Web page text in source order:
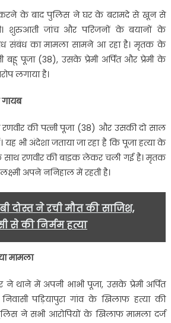
के बाद पुलिस ने घर के बरामदे से खून से
शुरुआती जांच और परिजनों के बयानों के
संबंध का मामला सामने आ रहा है। मृतक के
बहू पूजा (38), उसके प्रेमी अर्पित और प्रेमी के
लगाया है।
गायब
की पत्नी पूजा (38) और उसकी दो साल
यह भी अंदेशा जताया जा रहा है कि पूजा हत्या के
के साथ रणवीर की बाइक लेकर चली गई है। मृतक
अपने ननिहाल में रहती है।
दोस्त ने रची मौत की साजिश,
से की निर्मम हत्या
मामला
थाने में अपनी भाभी पूजा, उसके प्रेमी अर्पित
पड़ियापुरा गांव के खिलाफ हत्या की
पुलिस ने सभी आरोपियों के खिलाफ मामला दर्ज